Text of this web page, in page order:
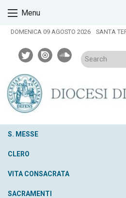
content
Menu
DOMENICA 09 AGOSTO 2026
SANTA
twitterissuusoundcloud
S. MESSE
CLERO
VITA CONSACRATA
SACRAMENTI